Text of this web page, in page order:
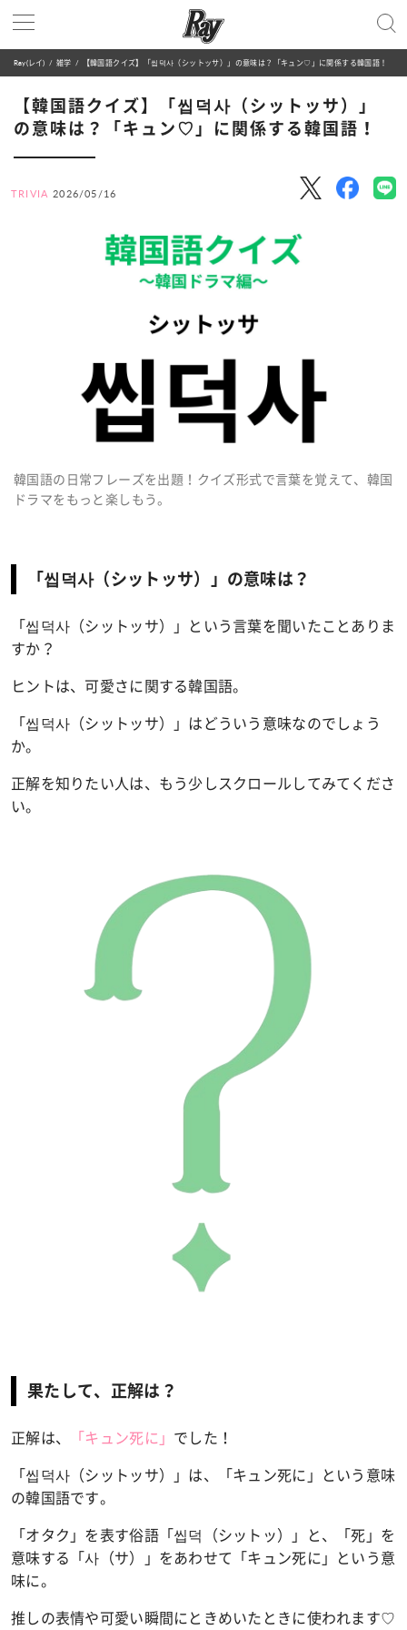
Ray(レイ) 雑学 【韓国語クイズ】「씹덕사（シットッサ）」の意味は？「キュン♡」に関係する韓国語！
【韓国語クイズ】「씹덕사（シットッサ）」
の意味は？「キュン♡」に関係する韓国語！
TRIVIA 2026/05/16
韓国語の日常フレーズを出題！クイズ形式で言葉を覚えて、韓国
ドラマをもっと楽しもう。
「씹덕사（シットッサ）」の意味は？
「씹덕사（シットッサ）」という言葉を聞いたことありま
すか？
ヒントは、可愛さに関する韓国語。
「씹덕사（シットッサ）」はどういう意味なのでしょう
か。
正解を知りたい人は、もう少しスクロールしてみてくださ
い。
果たして、正解は？
正解は、 「キュン死に」 でした！
「씹덕사（シットッサ）」は、「キュン死に」という意味
の韓国語です。
「オタク」を表す俗語「씹덕（シットッ）」 と、
「死」を
意味する「사（サ）」をあわせて「キュン死に」という意
味に。
推しの表情や可愛い瞬間にときめいたときに使われます♡